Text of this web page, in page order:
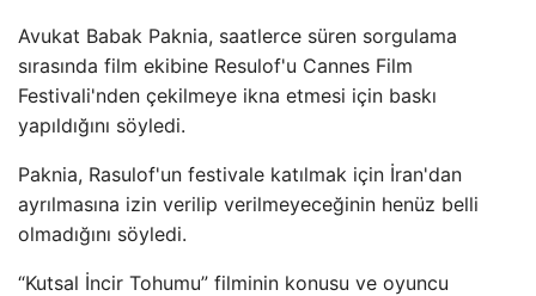
Avukat Babak Paknia, saatlerce süren sorgulama
sırasında film ekibine Resulof'u Cannes Film
Festivali'nden çekilmeye ikna etmesi için baskı
yapıldığını söyledi.
Paknia, Rasulof'un festivale katılmak için İran'dan
ayrılmasına izin verilip verilmeyeceğinin henüz belli
olmadığını söyledi.
“Kutsal İncir Tohumu” filminin konusu ve oyuncu